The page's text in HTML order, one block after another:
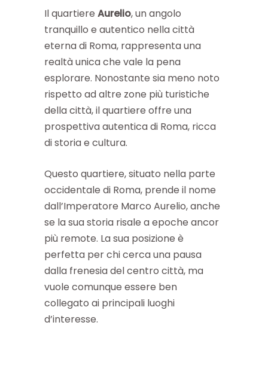
Il quartiere Aurelio, un angolo
tranquillo e autentico nella città
eterna di Roma, rappresenta una
realtà unica che vale la pena
esplorare. Nonostante sia meno noto
rispetto ad altre zone più turistiche
della città, il quartiere offre una
prospettiva autentica di Roma, ricca
di storia e cultura.
Questo quartiere, situato nella parte
occidentale di Roma, prende il nome
dall’Imperatore Marco Aurelio, anche
se la sua storia risale a epoche ancor
più remote. La sua posizione è
perfetta per chi cerca una pausa
dalla frenesia del centro città, ma
vuole comunque essere ben
collegato ai principali luoghi
d’interesse.